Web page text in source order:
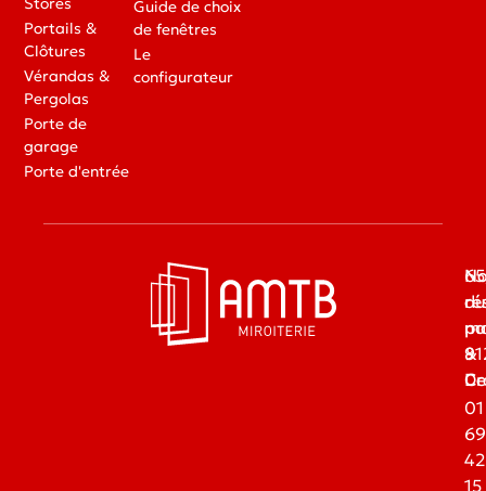
Portails &
Clôtures
Vérandas &
Pergolas
Porte de
garage
Porte d'entrée
Guide de choix
de fenêtres
Le
configurateur
du
01
69
42
15
&